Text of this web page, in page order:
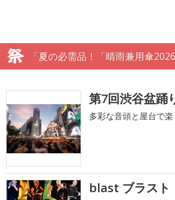
「夏の必需品！「晴雨兼用傘
第7回渋谷盆踊
多彩な音頭と屋台で
blast ブラスト